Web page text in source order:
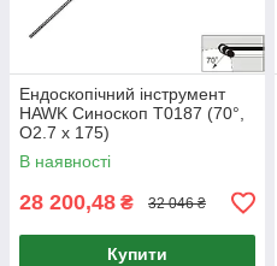
Ендоскопічний інструмент
HAWK Синоскоп T0187 (70°,
O2.7 x 175)
В наявності
28 200,48 ₴ 32 046 ₴
Купити